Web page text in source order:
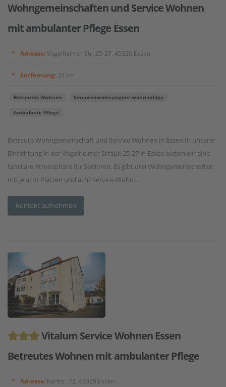
Wohngemeinschaften und Service Wohnen
mit ambulanter Pflege Essen
Adresse:Vogelheimer Str. 25-27, 45326 Essen
Entfernung: 32 km
Betreutes Wohnen Seniorenwohnungen/-wohnanlage
Ambulante Pflege
Betreute Wohngemeinschaft und Service Wohnen in Essen In unserer
Einrichtung in der Vogelheimer Straße 25-27 in Essen bieten wir eine
familiäre Atmosphäre für Senioren. Es gibt drei Wohngemeinschaften
mit je acht Plätzen und acht Service-Wohn...
Kontakt aufnehmen
Vitalum Service Wohnen Essen
Betreutes Wohnen mit ambulanter Pflege
Adresse: Karlstr. 72, 45329 Essen